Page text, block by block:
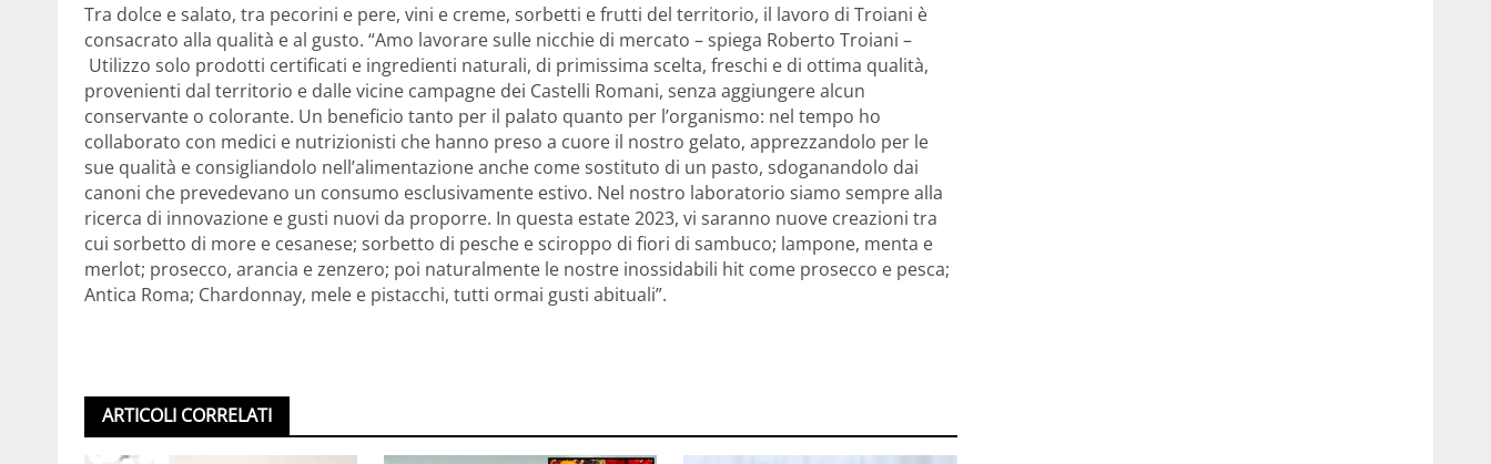
Tra dolce e salato, tra pecorini e pere, vini e creme, sorbetti e frutti del territorio, il lavoro di Troiani è
consacrato alla qualità e al gusto. “Amo lavorare sulle nicchie di mercato – spiega Roberto Troiani –
Utilizzo solo prodotti certificati e ingredienti naturali, di primissima scelta, freschi e di ottima qualità,
provenienti dal territorio e dalle vicine campagne dei Castelli Romani, senza aggiungere alcun
conservante o colorante. Un beneficio tanto per il palato quanto per l’organismo: nel tempo ho
collaborato con medici e nutrizionisti che hanno preso a cuore il nostro gelato, apprezzandolo per le
sue qualità e consigliandolo nell’alimentazione anche come sostituto di un pasto, sdoganandolo dai
canoni che prevedevano un consumo esclusivamente estivo. Nel nostro laboratorio siamo sempre alla
ricerca di innovazione e gusti nuovi da proporre. In questa estate 2023, vi saranno nuove creazioni tra
cui sorbetto di more e cesanese; sorbetto di pesche e sciroppo di fiori di sambuco; lampone, menta e
merlot; prosecco, arancia e zenzero; poi naturalmente le nostre inossidabili hit come prosecco e pesca;
Antica Roma; Chardonnay, mele e pistacchi, tutti ormai gusti abituali”.
ARTICOLI CORRELATI